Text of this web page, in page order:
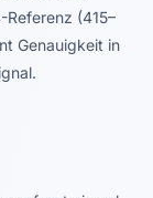
(415–
Genauigkeit in